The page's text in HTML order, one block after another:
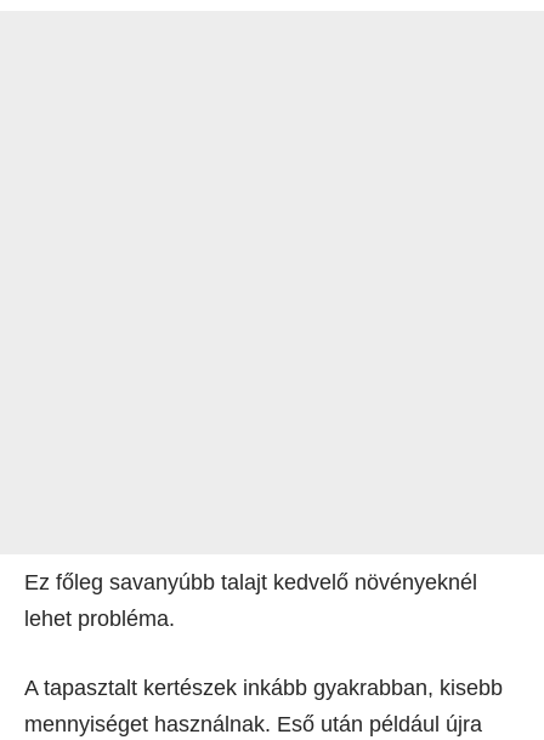
Ez főleg savanyúbb talajt kedvelő növényeknél
lehet probléma.
A tapasztalt kertészek inkább gyakrabban, kisebb
mennyiséget használnak. Eső után például újra